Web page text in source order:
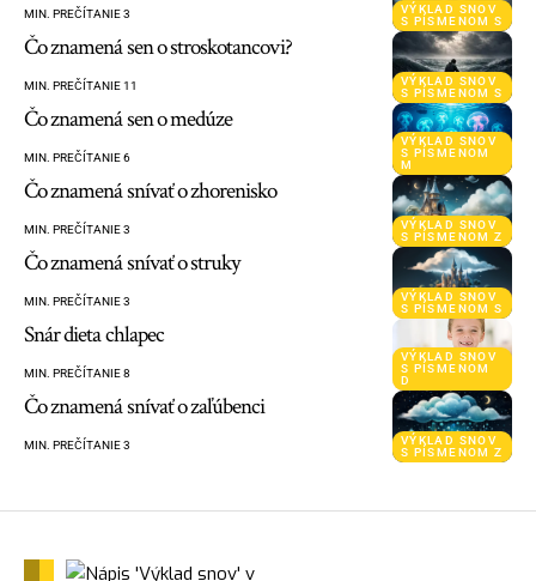
VÝKLAD SNOV
S PÍSMENOM S
MIN. PREČÍTANIE 3
VÝKLAD SNOV
S PÍSMENOM S
Čo znamená sen o stroskotancovi?
MIN. PREČÍTANIE 11
VÝKLAD SNOV
S PÍSMENOM
M
Čo znamená sen o medúze
MIN. PREČÍTANIE 6
VÝKLAD SNOV
S PÍSMENOM Z
Čo znamená snívať o zhorenisko
MIN. PREČÍTANIE 3
VÝKLAD SNOV
S PÍSMENOM S
Čo znamená snívať o struky
MIN. PREČÍTANIE 3
VÝKLAD SNOV
S PÍSMENOM
D
Snár dieta chlapec
MIN. PREČÍTANIE 8
VÝKLAD SNOV
S PÍSMENOM Z
Čo znamená snívať o zaľúbenci
MIN. PREČÍTANIE 3